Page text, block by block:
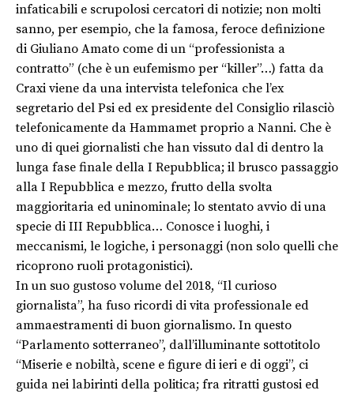
infaticabili e scrupolosi cercatori di notizie; non molti
sanno, per esempio, che la famosa, feroce definizione
di Giuliano Amato come di un “professionista a
contratto” (che è un eufemismo per “killer”…) fatta da
Craxi viene da una intervista telefonica che l’ex
segretario del Psi ed ex presidente del Consiglio rilasciò
telefonicamente da Hammamet proprio a Nanni. Che è
uno di quei giornalisti che han vissuto dal di dentro la
lunga fase finale della I Repubblica; il brusco passaggio
alla I Repubblica e mezzo, frutto della svolta
maggioritaria ed uninominale; lo stentato avvio di una
specie di III Repubblica… Conosce i luoghi, i
meccanismi, le logiche, i personaggi (non solo quelli che
ricoprono ruoli protagonistici).
In un suo gustoso volume del 2018, “Il curioso
giornalista”, ha fuso ricordi di vita professionale ed
ammaestramenti di buon giornalismo. In questo
“Parlamento sotterraneo”, dall’illuminante sottotitolo
“Miserie e nobiltà, scene e figure di ieri e di oggi”, ci
guida nei labirinti della politica; fra ritratti gustosi ed